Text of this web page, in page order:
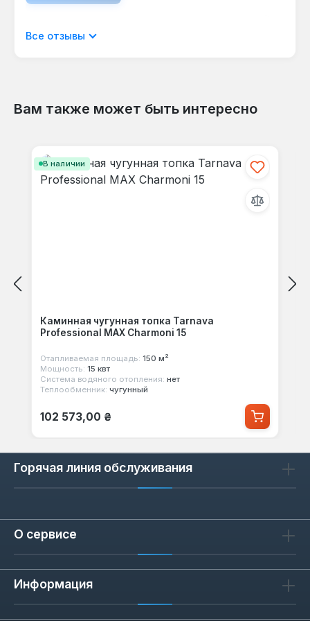
Отображать отзывы только на текущем
Все отзывы
Вам также может быть интересно
В наличии
Каминная чугунная топка Tarnava
Professional MAX Charmoni 15
Отапливаемая площадь: 150 м²
Мощность: 15 квт
Система водяного отопления: нет
Теплообменник: чугунный
Обычная цена:
102 573,00 ₴
Горячая линия обслуживания
О сервисе
Информация